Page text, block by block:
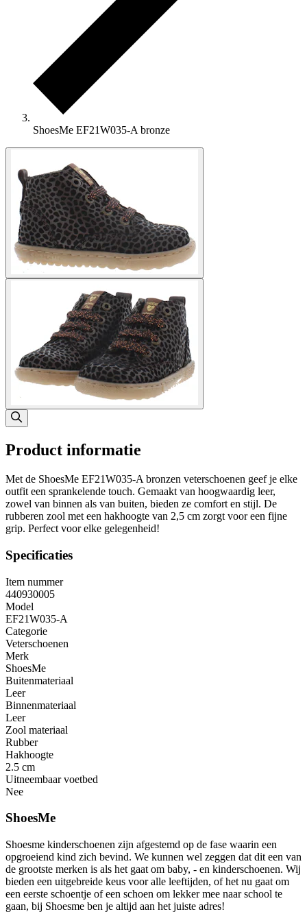
ShoesMe EF21W035-A bronze
Product informatie
Met de ShoesMe EF21W035-A bronzen veterschoenen geef je elke
outfit een sprankelende touch. Gemaakt van hoogwaardig leer,
zowel van binnen als van buiten, bieden ze comfort en stijl. De
rubberen zool met een hakhoogte van 2,5 cm zorgt voor een fijne
grip. Perfect voor elke gelegenheid!
Specificaties
Item nummer
440930005
Model
EF21W035-A
Categorie
Veterschoenen
Merk
ShoesMe
Buitenmateriaal
Leer
Binnenmateriaal
Leer
Zool materiaal
Rubber
Hakhoogte
2.5 cm
Uitneembaar voetbed
Nee
ShoesMe
Shoesme kinderschoenen zijn afgestemd op de fase waarin een
opgroeiend kind zich bevind. We kunnen wel zeggen dat dit een van
de grootste merken is als het gaat om baby, - en kinderschoenen. Wij
bieden een uitgebreide keus voor alle leeftijden, of het nu gaat om
een eerste schoentje of een schoen om lekker mee naar school te
gaan, bij Shoesme ben je altijd aan het juiste adres!